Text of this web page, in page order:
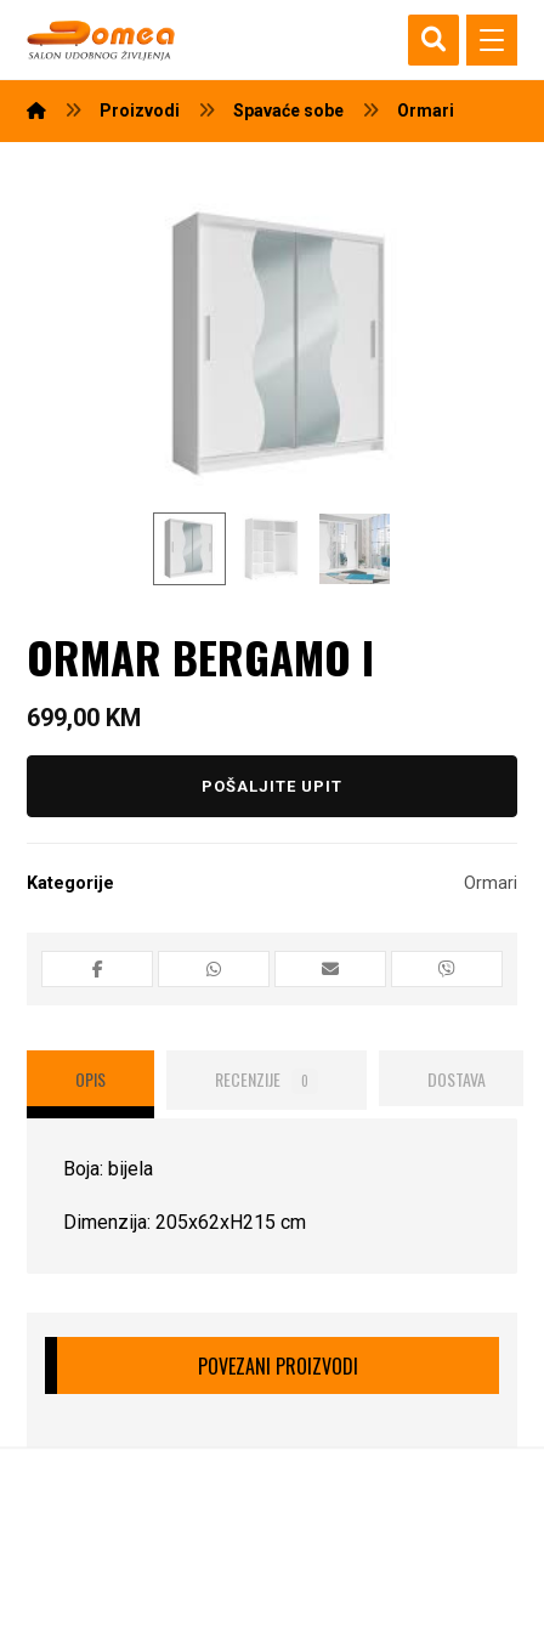
Proizvodi Spavaće sobe Ormari
ORMAR BERGAMO I
699,00 KM
POŠALJITE UPIT
Kategorije Ormari
OPIS RECENZIJE 0 DOSTAVA
Boja: bijela
Dimenzija: 205x62xH215 cm
POVEZANI PROIZVODI